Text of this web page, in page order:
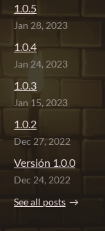
1.0.5
Jan 28, 2023
1.0.4
Jan 24, 2023
1.0.3
Jan 15, 2023
1.0.2
Dec 27, 2022
Versión 1.0.0
Dec 24, 2022
See all posts